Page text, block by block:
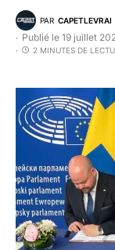
PAR CAPETLEVRAI
Publié le 19 juillet
2 MINUTES DE